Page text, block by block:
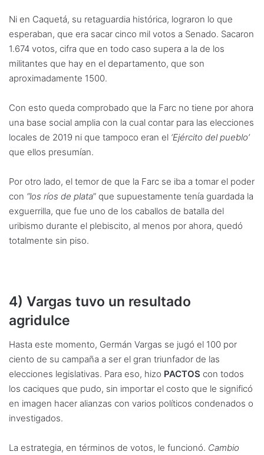
Ni en Caquetá, su retaguardia histórica, lograron lo que
esperaban, que era sacar cinco mil votos a Senado. Sacaron
1.674 votos, cifra que en todo caso supera a la de los
militantes que hay en el departamento, que son
aproximadamente 1500.
Con esto queda comprobado que la Farc no tiene por ahora
una base social amplia con la cual contar para las elecciones
locales de 2019 ni que tampoco eran el ‘Ejército del pueblo’
que ellos presumían.
Por otro lado, el temor de que la Farc se iba a tomar el poder
con “los ríos de plata” que supuestamente tenía guardada la
exguerrilla, que fue uno de los caballos de batalla del
uribismo durante el plebiscito, al menos por ahora, quedó
totalmente sin piso.
4) Vargas tuvo un resultado
agridulce
Hasta este momento, Germán Vargas se jugó el 100 por
ciento de su campaña a ser el gran triunfador de las
elecciones legislativas. Para eso, hizo PACTOS con todos
los caciques que pudo, sin importar el costo que le significó
en imagen hacer alianzas con varios políticos condenados o
investigados.
La estrategia, en términos de votos, le funcionó. Cambio